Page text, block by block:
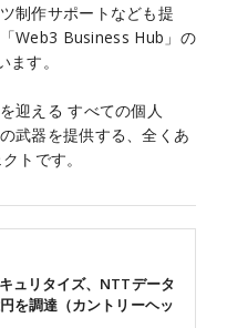
制作サポートなども提
Web3 Business Hub」の
す。
迎える すべての個人
武器を提供する、全くあ
トです。
ュリタイズ、NTTデータ
を調達（カントリーヘッ